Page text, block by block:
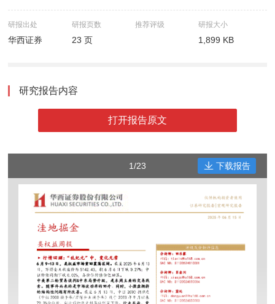
研报出处
华西证券
研报页数
23 页
推荐评级 研报大小
1,899 KB
研究报告内容
打开报告原文
1/23 下载报告